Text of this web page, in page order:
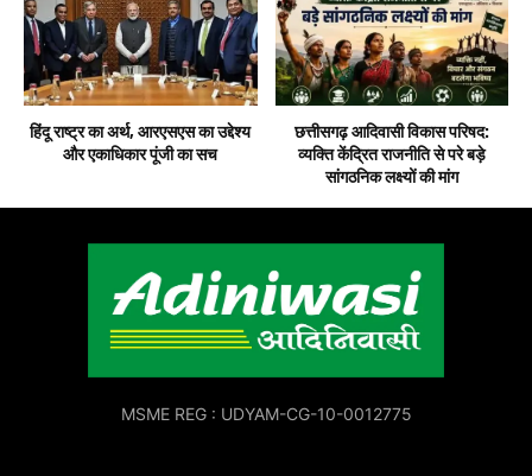
हिंदू राष्ट्र का अर्थ, आरएसएस का उद्देश्य
और एकाधिकार पूंजी का सच
छत्तीसगढ़ आदिवासी विकास परिषद:
व्यक्ति केंद्रित राजनीति से परे बड़े
सांगठनिक लक्ष्यों की मांग
MSME REG : UDYAM-CG-10-0012775